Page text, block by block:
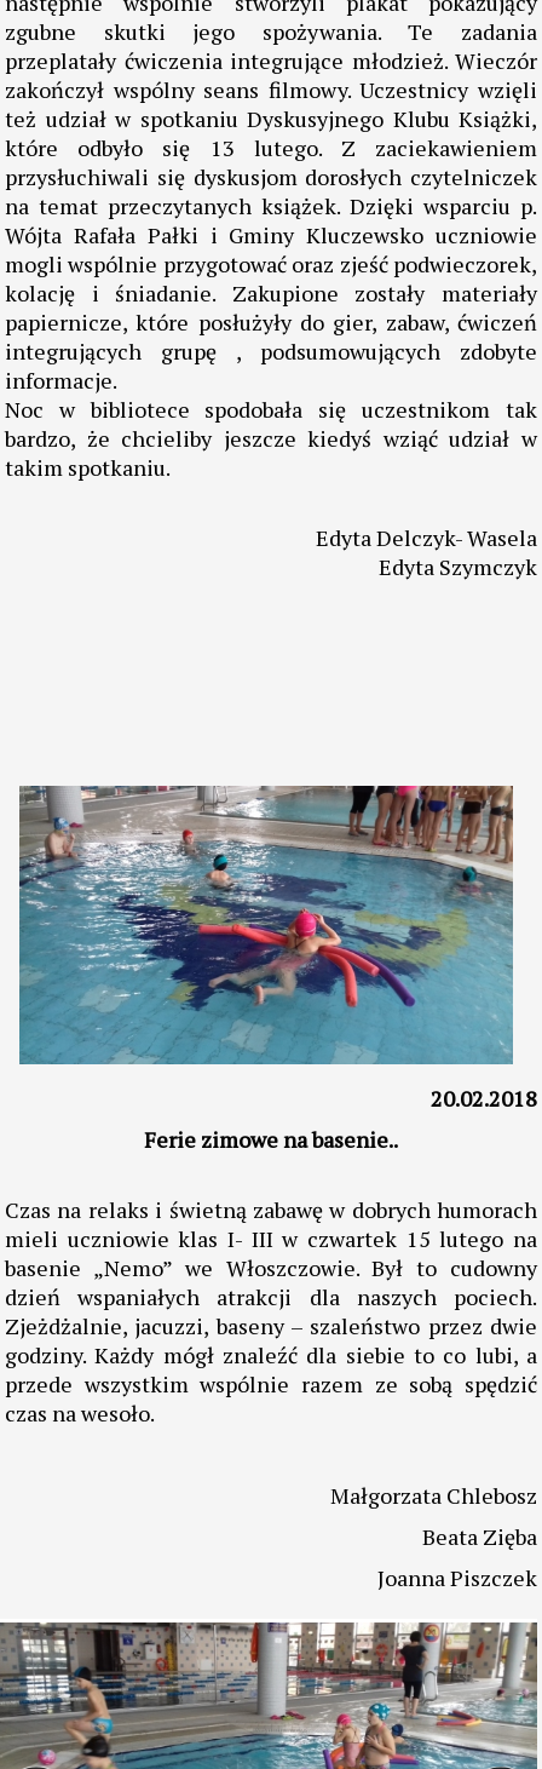
zgubne skutki jego spożywania. Te zadania
przeplatały ćwiczenia integrujące młodzież. Wieczór
zakończył wspólny seans filmowy. Uczestnicy wzięli
też udział w spotkaniu Dyskusyjnego Klubu Książki,
które odbyło się 13 lutego. Z zaciekawieniem
przysłuchiwali się dyskusjom dorosłych czytelniczek
na temat przeczytanych książek. Dzięki wsparciu p.
Wójta Rafała Pałki i Gminy Kluczewsko uczniowie
mogli wspólnie przygotować oraz zjeść podwieczorek,
kolację i śniadanie. Zakupione zostały materiały
papiernicze, które posłużyły do gier, zabaw, ćwiczeń
integrujących grupę , podsumowujących zdobyte
informacje.
Noc w bibliotece spodobała się uczestnikom tak
bardzo, że chcieliby jeszcze kiedyś wziąć udział w
takim spotkaniu.
Edyta Delczyk- Wasela
Edyta Szymczyk
20.02.2018
Ferie zimowe na basenie..
Czas na relaks i świetną zabawę w dobrych humorach
mieli uczniowie klas I- III w czwartek 15 lutego na
Zjeżdżalnie, jacuzzi, baseny – szaleństwo przez dwie
przede wszystkim wspólnie razem ze sobą spędzić
Małgorzata Chlebosz
Beata Zięba
Joanna Piszczek